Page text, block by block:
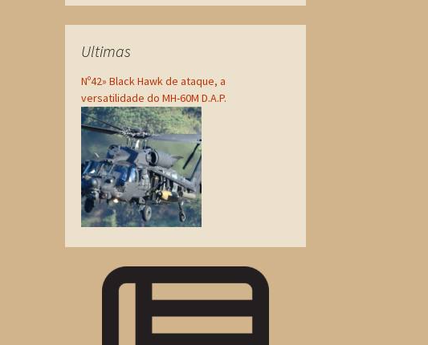
Ultimas
Nº42» Black Hawk de ataque, a
versatilidade do MH-60M D.A.P.